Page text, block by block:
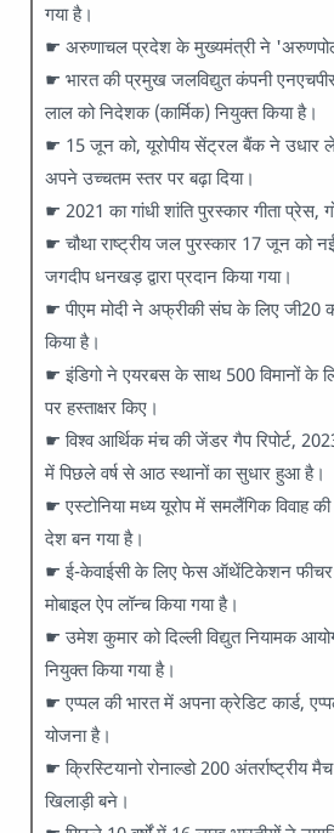
गया है।
☛ अरुणाचल प्रदेश के मुख्यमंत्री ने
☛ भारत की प्रमुख जलविद्युत कंपनी
लाल को निदेशक (कार्मिक) नियुक्त किया है।
☛ 15 जून को, यूरोपीय सेंट्रल बैंक ने उधार
अपने उच्चतम स्तर पर बढ़ा दिया।
☛ 2021 का गांधी शांति पुरस्कार गीता प्रेस,
☛ चौथा राष्ट्रीय जल पुरस्कार 17 जून को नई
जगदीप धनखड़ द्वारा प्रदान किया गया।
☛ पीएम मोदी ने अफ्रीकी संघ के लिए जी20
किया है।
☛ इंडिगो ने एयरबस के साथ 500 विमानों के
पर हस्ताक्षर किए।
☛ विश्व आर्थिक मंच की जेंडर गैप रिपोर्ट,
में पिछले वर्ष से आठ स्थानों का सुधार हुआ है।
☛ एस्टोनिया मध्य यूरोप में समलैंगिक विवाह
देश बन गया है।
☛ ई-केवाईसी के लिए फेस ऑथेंटिकेशन फीचर
मोबाइल ऐप लॉन्च किया गया है।
☛ उमेश कुमार को दिल्ली विद्युत नियामक
नियुक्त किया गया है।
☛ एप्पल की भारत में अपना क्रेडिट कार्ड,
योजना है।
☛ क्रिस्टियानो रोनाल्डो 200
खिलाड़ी बने।